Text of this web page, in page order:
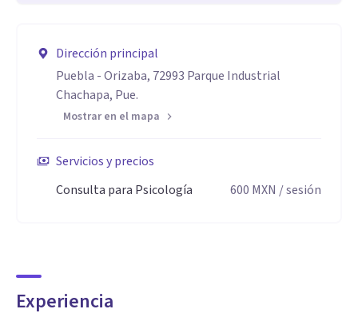
Dirección principal
Puebla - Orizaba, 72993 Parque Industrial
Chachapa, Pue.
Mostrar en el mapa
Servicios y precios
Consulta para Psicología
600 MXN / sesión
Experiencia